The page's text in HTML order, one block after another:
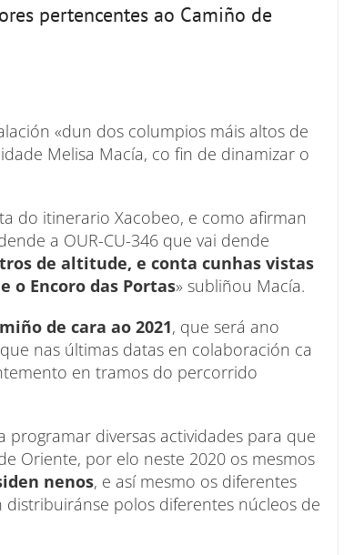
pertencentes ao Camiño de
«dun dos columpios máis altos de
Melisa Macía, co fin de dinamizar o
do itinerario Xacobeo, e como afirman
a OUR-CU-346 que vai dende
de altitude, e conta cunhas vistas
o Encoro das Portas» subliñou Macía.
de cara ao 2021, que será ano
nas últimas datas en colaboración ca
en tramos do percorrido
diversas actividades para que
Oriente, por elo neste 2020 os mesmos
nenos, e así mesmo os diferentes
polos diferentes núcleos de